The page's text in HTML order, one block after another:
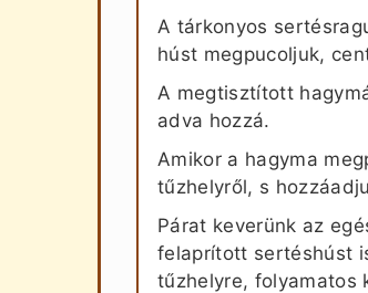
A tárkonyos
húst megpucoljuk,
A megtisztított
adva hozzá.
Amikor a hagyma
tűzhelyről, s
Párat keverünk az
felaprított sertéshúst
tűzhelyre, folyamatos